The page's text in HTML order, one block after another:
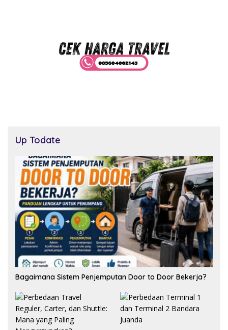
Up Todate
Bagaimana Sistem Penjemputan Door to Door Bekerja?